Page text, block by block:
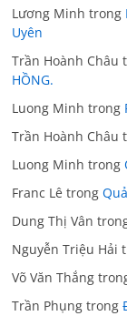
Lương Minh trong
Uyên
Trần Hoành Châu
HỒNG.
Luong Minh trong
Trần Hoành Châu
Luong Minh trong
Franc Lê trong
Dung Thị Vân
Nguyễn Triệu Hải
Võ Văn Thắng
Trần Phụng trong